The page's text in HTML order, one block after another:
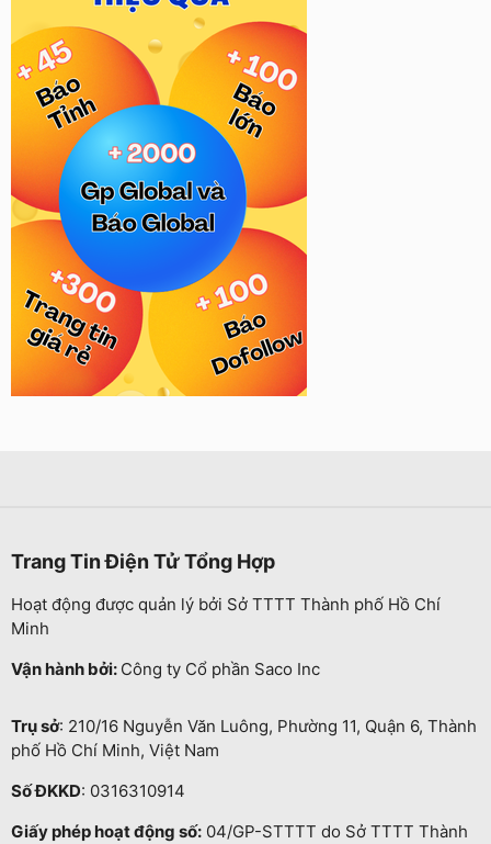
Trang Tin Điện Tử Tổng Hợp
Hoạt động được quản lý bởi Sở TTTT Thành phố Hồ Chí
Minh
Vận hành bởi: Công ty Cổ phần Saco Inc
Trụ sở: 210/16 Nguyễn Văn Luông, Phường 11, Quận 6, Thành
phố Hồ Chí Minh, Việt Nam
Số ĐKKD: 0316310914
Giấy phép hoạt động số: 04/GP-STTTT do Sở TTTT Thành